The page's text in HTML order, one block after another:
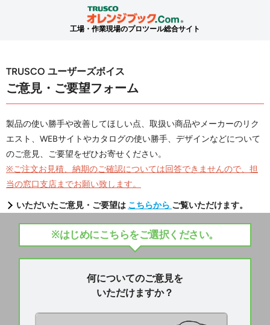
工場・作業現場のプロツール総合サイト
TRUSCO ユーザーズボイス
ご意見・ご要望フォーム
製品の使い勝手や改善してほしい点、取扱い商品やメーカーのリク
エスト、WEBサイトやカタログの使い勝手、デザインなどについて
のご意見、ご要望をぜひお寄せください。
※ご注文お見積、納期のご確認については回答できませんので、担
当の窓口支店までお願い致します。
いただいたご意見・ご要望は こちらから ご覧いただけます。
※はじめにこちらをご選択ください。
何についてのご意見を
いただけますか？